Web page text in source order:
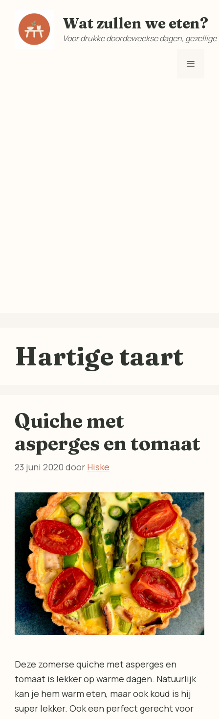
Wat zullen we eten?
Voor drukke doordeweekse dagen,
Menu
Hartige taart
Quiche met
asperges en tomaat
23 juni 2020 door Hiske
Deze zomerse quiche met asperges en
tomaat is lekker op warme dagen. Natuurlijk
kan je hem warm eten, maar ook koud is hij
super lekker. Ook een perfect gerecht voor